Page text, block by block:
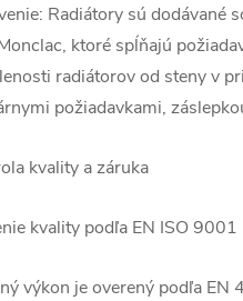
Radiátory sú dodávané
ktoré spĺňajú
radiátorov od steny v
požiadavkami,
kvality a záruka
kvality podľa EN ISO 9001
výkon je overený podľa EN